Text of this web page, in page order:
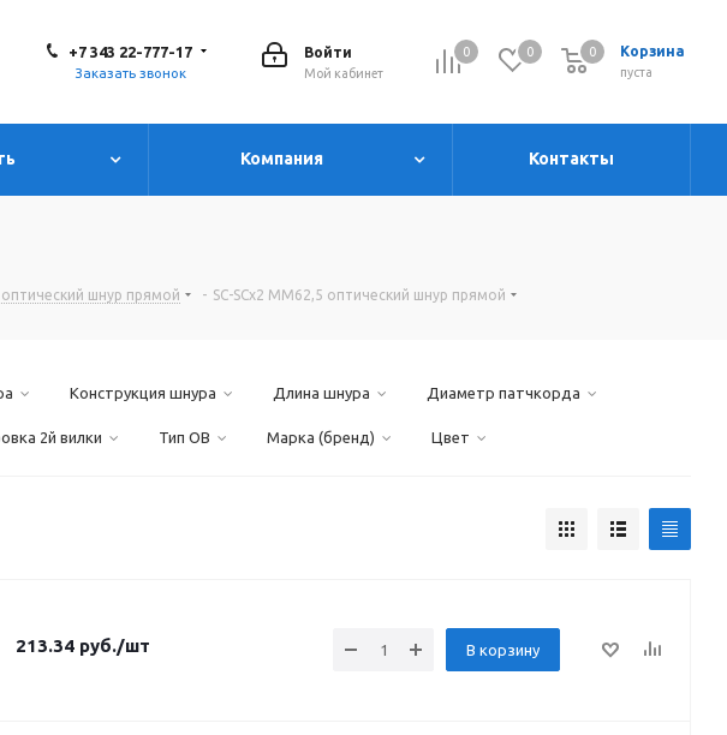
0 0 Корзина
0
пуста
0
Войти
Мой кабинет
+7 343 22-777-17
Заказать звонок
Компания Контакты
оптический шнур прямой - SC-SCх2 MM62,5 оптический шнур прямой
Конструкция шнура Длина шнура Диаметр патчкорда
2й вилки Тип OB Марка (бренд) Цвет
213.34 руб./шт В корзину